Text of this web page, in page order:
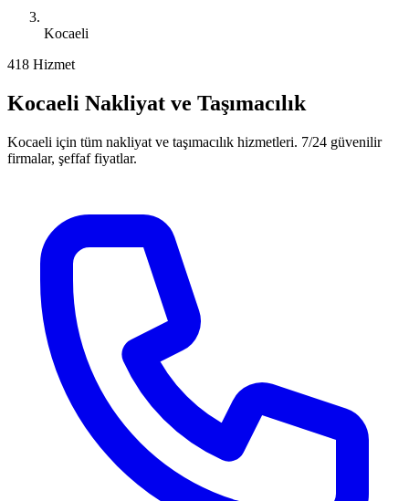
Kocaeli
418 Hizmet
Kocaeli Nakliyat ve Taşımacılık
Kocaeli için tüm nakliyat ve taşımacılık hizmetleri. 7/24 güvenilir
firmalar, şeffaf fiyatlar.